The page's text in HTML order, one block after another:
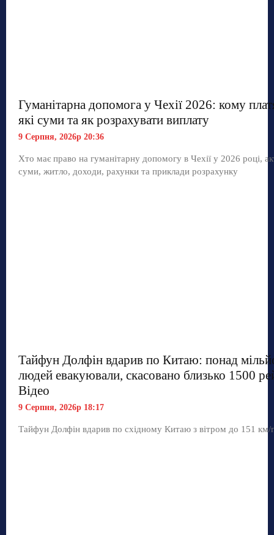
Гуманітарна допомога у Чехії 2026: кому
які суми та як розрахувати виплату
9 Серпня, 2026р 20:36
Хто має право на гуманітарну допомогу в Чехії у 2026 році,
суми, житло, доходи, рахунки та приклади розрахунку
Тайфун Долфін вдарив по Китаю: понад
людей евакуювали, скасовано близько 1500
Відео
9 Серпня, 2026р 18:17
Тайфун Долфін вдарив по східному Китаю з вітром до 151 км/